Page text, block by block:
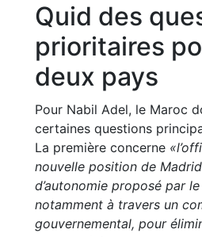
Quid des
prioritaires
deux pays
Pour Nabil Adel, le Maroc
certaines questions
La première concerne
nouvelle position de
d’autonomie proposé par
notamment à travers un
gouvernemental, pour